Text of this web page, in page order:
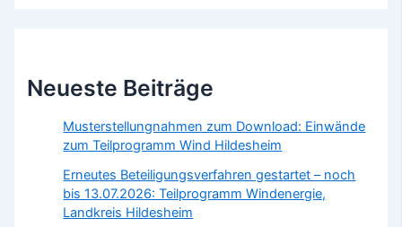
Neueste Beiträge
Musterstellungnahmen zum Download: Einwände
zum Teilprogramm Wind Hildesheim
Erneutes Beteiligungsverfahren gestartet – noch
bis 13.07.2026: Teilprogramm Windenergie,
Landkreis Hildesheim